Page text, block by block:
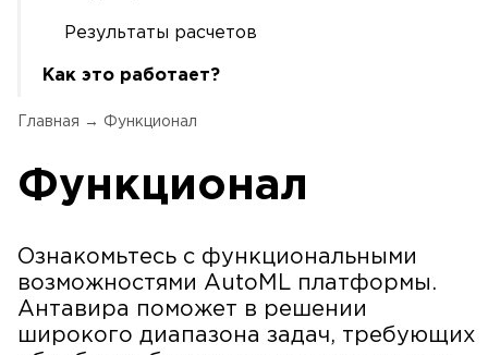
Главная → Функционал
Функционал
Ознакомьтесь с функциональными
возможностями AutoML платформы.
Антавира поможет в решении
широкого диапазона задач, требующих
Результаты расчетов
Как это работает?